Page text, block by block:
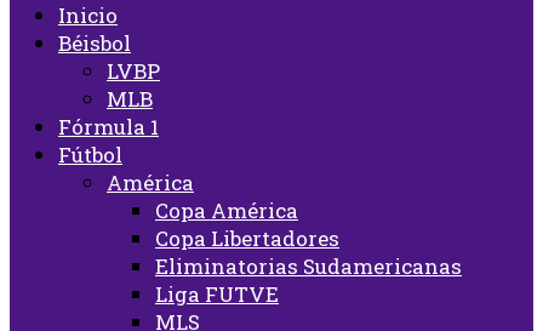
Inicio
Béisbol
LVBP
MLB
Fórmula 1
Fútbol
América
Copa América
Copa Libertadores
Eliminatorias Sudamericanas
Liga FUTVE
MLS